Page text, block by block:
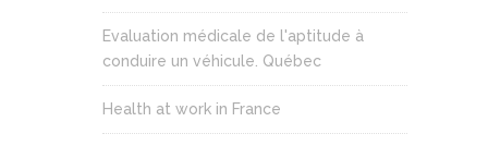
Evaluation médicale de l'aptitude à
conduire un véhicule. Québec
Health at work in France